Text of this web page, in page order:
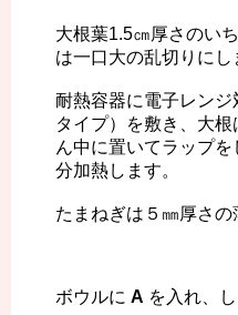
大根葉1.5㎝厚さのい
は一口大の乱切りにし
耐熱容器に電子レン
タイプ）を敷き、大
ん中に置いてラップ
分加熱します。
たまねぎは５㎜厚さの
ボウルに A を入れ、